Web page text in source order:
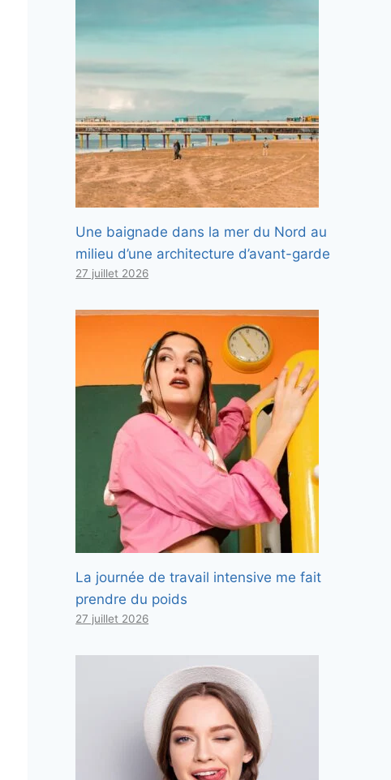
Une baignade dans la mer du Nord au
milieu d’une architecture d’avant-garde
27 juillet 2026
La journée de travail intensive me fait
prendre du poids
27 juillet 2026